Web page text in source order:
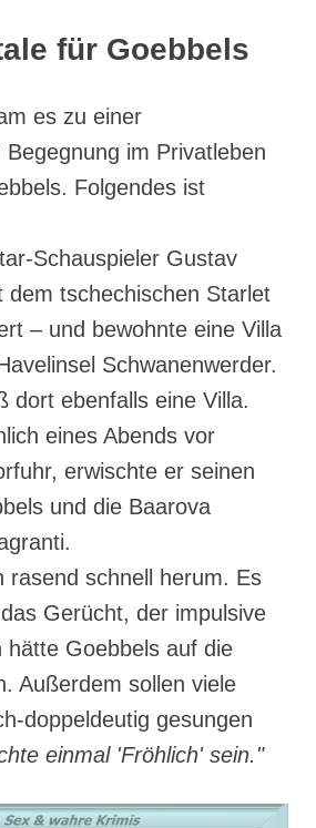
für Goebbels
es zu einer
im Privatleben
Folgendes ist
Schauspieler Gustav
dem tschechischen Starlet
– und bewohnte eine Villa
Schwanenwerder.
dort ebenfalls eine Villa.
eines Abends vor
erwischte er seinen
und die Baarova
rasend schnell herum. Es
Gerücht, der impulsive
hätte Goebbels auf die
Außerdem sollen viele
doppeldeutig gesungen
einmal 'Fröhlich' sein."